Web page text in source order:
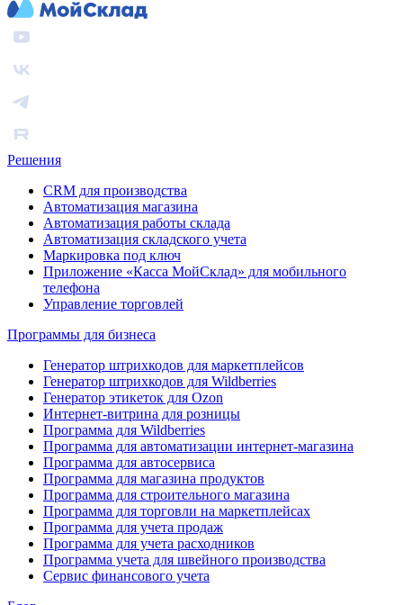
Решения
CRM для производства
Автоматизация магазина
Автоматизация работы склада
Автоматизация складского учета
Маркировка под ключ
Приложение «Касса МойСклад» для мобильного
телефона
Управление торговлей
Программы для бизнеса
Генератор штрихкодов для маркетплейсов
Генератор штрихкодов для Wildberries
Генератор этикеток для Ozon
Интернет-витрина для розницы
Программа для Wildberries
Программа для автоматизации интернет-магазина
Программа для автосервиса
Программа для магазина продуктов
Программа для строительного магазина
Программа для торговли на маркетплейсах
Программа для учета продаж
Программа для учета расходников
Программа учета для швейного производства
Сервис финансового учета